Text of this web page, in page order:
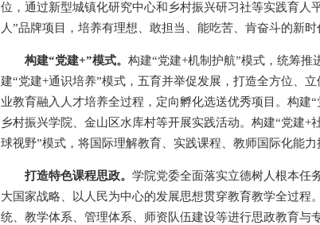
位，通过新型城镇化研究中心和乡村振兴研习社等实践育
人”品牌项目，培养有理想、敢担当、能吃苦、肯奋斗的新时
构建“党建+”模式。 构建“党建+机制护航”模式，统筹
建“党建+通识培养”模式，五育并举促发展，打造全方位、
业教育融入人才培养全过程，定向孵化选送优秀项目。构
乡村振兴学院、金山区水库村等开展实践活动。构建“党建
球视野”模式，将国际理解教育、实践课程、教师国际化能
打造特色课程思政。 学院党委全面落实立德树人根本任
大国家战略、以人民为中心的发展思想贯穿教育教学全过
统、教学体系、管理体系、师资队伍建设等进行思政教育